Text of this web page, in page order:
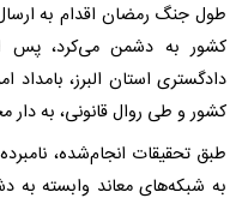
طول جنگ رمضان اقدام به
کشور به دشمن می‌کرد، پس
دادگستری استان البرز،
کشور و طی روال قانونی، به دار
طبق تحقیقات انجام‌شده،
به شبکه‌های معاند وابسته به